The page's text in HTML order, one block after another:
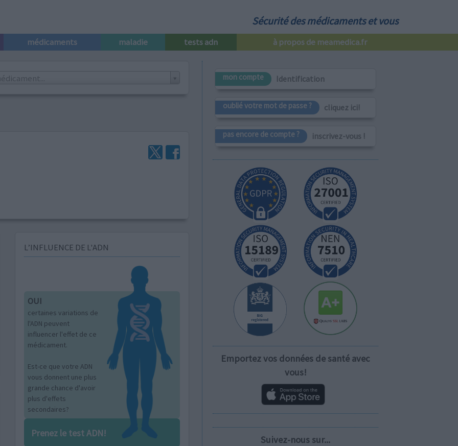
Sécurité des médicaments et vous
médicaments maladie tests adn à propos de meamedica.fr
L’INFLUENCE DE L'ADN
OUI
certaines variations de
l'ADN peuvent
influencer l'effet de ce
médicament.
Est-ce que votre ADN
vous donnent une plus
grande chance d'avoir
plus d'effets
secondaires?
Prenez le test ADN!
mon compte Identification
oublié votre mot de passe ? cliquez ici!
pas encore de compte ? inscrivez-vous !
Emportez vos données de santé avec
vous!
Suivez-nous sur...